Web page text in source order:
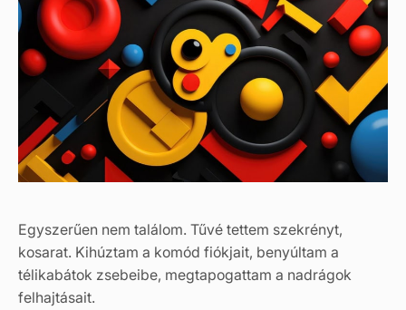
Egyszerűen nem találom. Tűvé tettem szekrényt,
kosarat. Kihúztam a komód fiókjait, benyúltam a
télikabátok zsebeibe, megtapogattam a nadrágok
felhajtásait.